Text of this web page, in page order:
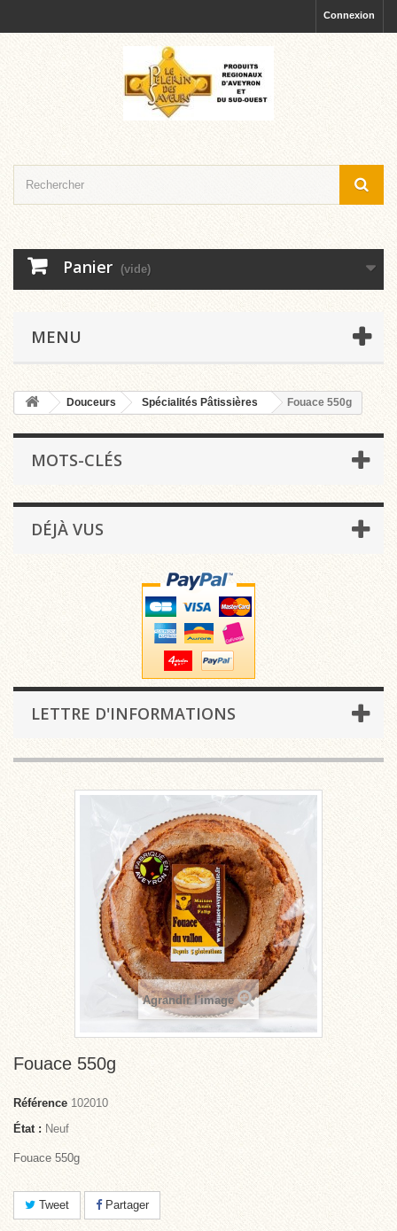
Connexion
Panier (vide)
MENU
Douceurs Spécialités Pâtissières Fouace 550g
MOTS-CLÉS
DÉJÀ VUS
LETTRE D'INFORMATIONS
Agrandir l'image
Fouace 550g
Référence 102010
État : Neuf
Fouace 550g
Tweet Partager